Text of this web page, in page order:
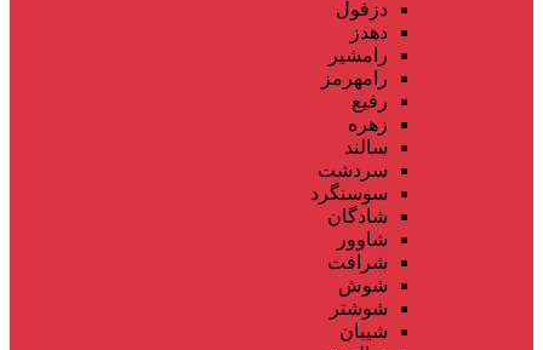
دزفول
دهدز
رامشیر
رامهرمز
رفیع
زهره
سالند
سردشت
سوسنگرد
شادگان
شاوور
شرافت
شوش
شوشتر
شیبان